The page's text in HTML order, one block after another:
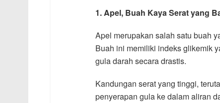
1. Apel, Buah Kaya Serat yang
Apel merupakan salah satu buah
Buah ini memiliki indeks glikemik
gula darah secara drastis.
Kandungan serat yang tinggi,
penyerapan gula ke dalam aliran